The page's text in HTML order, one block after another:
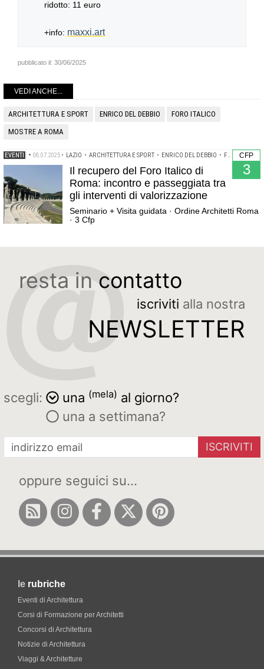
ridotto: 11 euro
+info: maxxi.art
pubblicato il: 30/06/2025
VEDI ANCHE...
ARCHITETTURA E SPORT ENRICO DEL DEBBIO
FORO ITALICO
MOSTRE A ROMA
CFP
3
EVENTI • 08.07.2025 • LAZIO • ARCHITETTURA E SPORT • ENRICO DEL DEBBIO • FORO ITALICO
Il recupero del Foro Italico di
Roma: incontro e passeggiata tra
gli interventi di valorizzazione
Seminario + Visita guidata · Ordine Architetti Roma
· 3 Cfp
resta in contatto
iscriviti alla nostra
NEWSLETTER
scegli: una (mela) al giorno?
una a settimana?
ISCRIVITI
oppure seguici su...
le rubriche
Eventi di Architettura
Corsi di Formazione per Architetti
Concorsi di Architettura
Notizie di Architettura
Viaggi & Architetture